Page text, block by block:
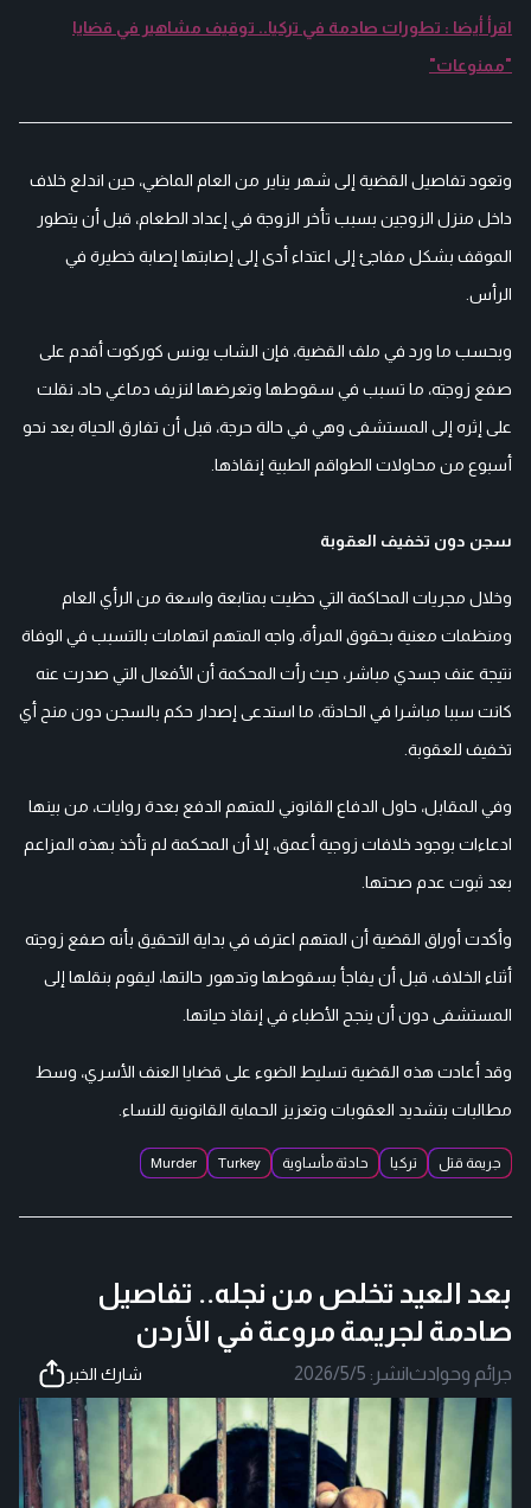
اقرأ أيضا : تطورات صادمة في تركيا.. توقيف مشاهير في قضايا
"ممنوعات"
وتعود تفاصيل القضية إلى شهر يناير من العام الماضي، حين اندلع خلاف
داخل منزل الزوجين بسبب تأخر الزوجة في إعداد الطعام، قبل أن يتطور
الموقف بشكل مفاجئ إلى اعتداء أدى إلى إصابتها إصابة خطيرة في
الرأس.
وبحسب ما ورد في ملف القضية، فإن الشاب يونس كوركوت أقدم على
صفع زوجته، ما تسبب في سقوطها وتعرضها لنزيف دماغي حاد، نقلت
على إثره إلى المستشفى وهي في حالة حرجة، قبل أن تفارق الحياة بعد نحو
أسبوع من محاولات الطواقم الطبية إنقاذها.
سجن دون تخفيف العقوبة
وخلال مجريات المحاكمة التي حظيت بمتابعة واسعة من الرأي العام
ومنظمات معنية بحقوق المرأة، واجه المتهم اتهامات بالتسبب في الوفاة
نتيجة عنف جسدي مباشر، حيث رأت المحكمة أن الأفعال التي صدرت عنه
كانت سببا مباشرا في الحادثة، ما استدعى إصدار حكم بالسجن دون منح أي
تخفيف للعقوبة.
وفي المقابل، حاول الدفاع القانوني للمتهم الدفع بعدة روايات، من بينها
ادعاءات بوجود خلافات زوجية أعمق، إلا أن المحكمة لم تأخذ بهذه المزاعم
بعد ثبوت عدم صحتها.
وأكدت أوراق القضية أن المتهم اعترف في بداية التحقيق بأنه صفع زوجته
أثناء الخلاف، قبل أن يفاجأ بسقوطها وتدهور حالتها، ليقوم بنقلها إلى
المستشفى دون أن ينجح الأطباء في إنقاذ حياتها.
وقد أعادت هذه القضية تسليط الضوء على قضايا العنف الأسري، وسط
مطالبات بتشديد العقوبات وتعزيز الحماية القانونية للنساء.
جريمة قتل تركيا حادثة مأساوية Turkey
Murder
بعد العيد تخلص من نجله.. تفاصيل
صادمة لجريمة مروعة في الأردن
جرائم وحوادث|نشر: 2026/5/5 شارك الخبر